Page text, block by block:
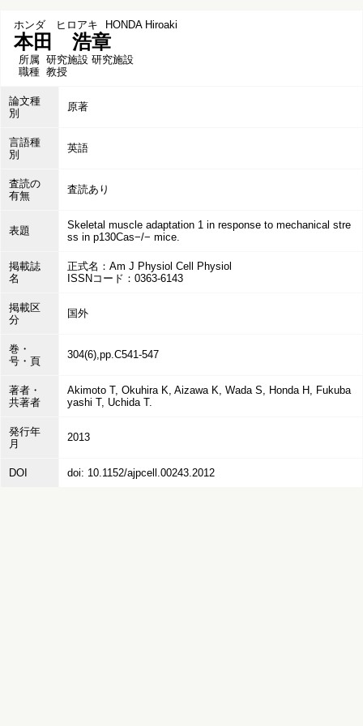
ホンダ ヒロアキ HONDA Hiroaki
本田 浩章
所属 研究施設 研究施設
職種 教授
論文種
別
原著
言語種
別
英語
査読の
有無
査読あり
表題
Skeletal muscle adaptation 1 in response to mechanical stre
ss in p130Cas−/− mice.
掲載誌
名
正式名：Am J Physiol Cell Physiol
ISSNコード：0363-6143
掲載区
分
国外
巻・
号・頁
304(6),pp.C541-547
著者・
共著者
Akimoto T, Okuhira K, Aizawa K, Wada S, Honda H, Fukuba
yashi T, Uchida T.
発行年
月
2013
DOI doi: 10.1152/ajpcell.00243.2012